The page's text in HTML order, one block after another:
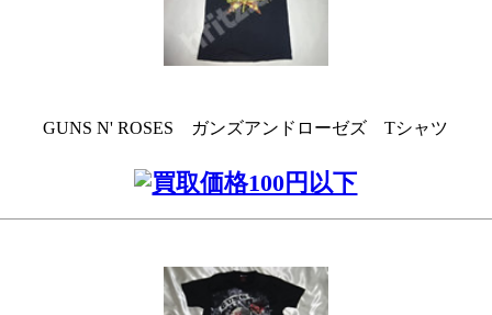
GUNS N' ROSES ガンズアンドローゼズ Tシャツ